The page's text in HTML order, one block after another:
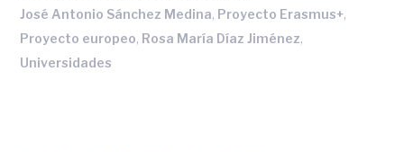
José Antonio Sánchez Medina, Proyecto Erasmus+,
Proyecto europeo, Rosa María Díaz Jiménez,
Universidades